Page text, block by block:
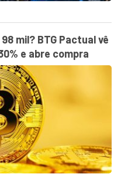
mil? BTG Pactual vê
e abre compra